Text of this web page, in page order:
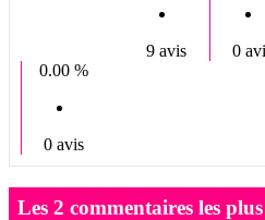
9 avis 0
0.00 %
0 avis
Les 2 commentaires les